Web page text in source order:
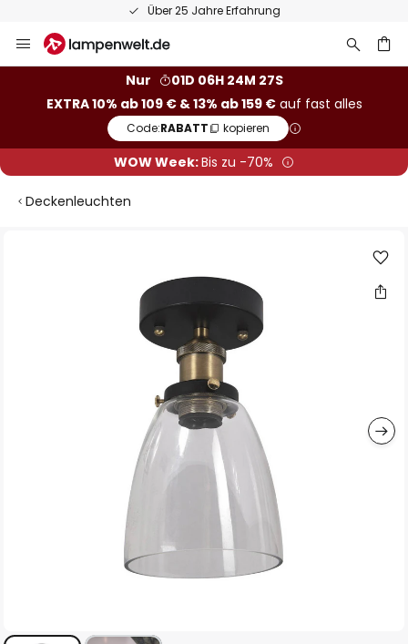
Über 25 Jahre Erfahrung
Inhalt
Nur
01D 06H 24M 26S
EXTRA 10% ab 109 € & 13% ab 159 €auf fast alles
Code:RABATT kopieren
WOW Week:Bis zu -70%
Deckenleuchten